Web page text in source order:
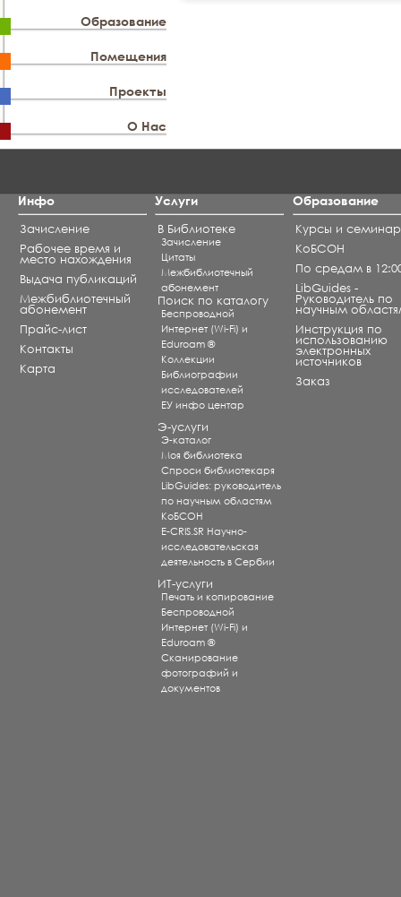
Образование
Помещения
Проекты
О Нас
Инфо
Зачисление
Рабочее время и
место нахождения
Выдача публикаций
Межбиблиотечный
абонемент
Прайс-лист
Контакты
Карта
Услуги
В Библиотеке
Зачисление
Цитаты
Межбиблиотечный
абонемент
Поиск по каталогу
Беспроводной
Интернет (Wi-Fi) и
Eduroam ®
Коллекции
Библиографии
исследователей
ЕУ инфо центар
Э-услуги
Э-каталог
Моя библиотека
Спроси библиотекаря
LibGuides: руководитель
по научным областям
КоБСОН
E-CRIS.SR Научно-
исследовательская
деятельность в Сербии
ИТ-услуги
Печать и копирование
Беспроводной
Интернет (Wi-Fi) и
Eduroam ®
Сканирование
фотографий и
документов
Образование
Курсы и
КоБСОН
По средам в
LibGuides -
Руководитель по
научным
Инструкция по
использованию
электронных
источников
Заказ